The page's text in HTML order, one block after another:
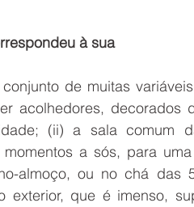
à sua
de muitas
acolhedores, decorados
(ii) a sala comum
a sós, para
almoço, ou no chá das
exterior, que é imenso,